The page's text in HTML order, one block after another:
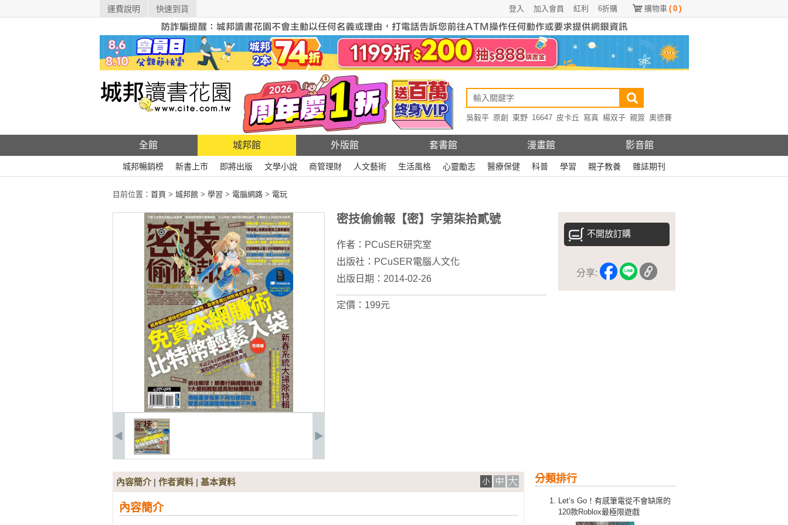
運費說明 快速到貨 購物車 ( 0 )
6折購
紅利
加入會員
登入
吳毅平 原創 東野 16647 皮卡丘 寫真 楊双子 親簽 奧德賽
全館 城邦館 外版館 套書館 漫畫館 影音館
城邦暢銷榜 新書上市 即將出版 文學小說 商管理財 人文藝術 生活風格 心靈勵志 醫療保健 科普 學習 親子教養 雜誌期刊
目前位置： 首頁 > 城邦館 > 學習 > 電腦網路 > 電玩
不開放訂購
分享:
密技偷偷報【密】字第柒拾貳號
作者： PCuSER研究室
出版社： PCuSER電腦人文化
出版日期：2014-02-26
定價：199元
分類排行
Let‘s Go！有感筆電從不會缺席的
120款Roblox最極限遊戲
內容簡介| 作者資料 | 基本資料
內容簡介